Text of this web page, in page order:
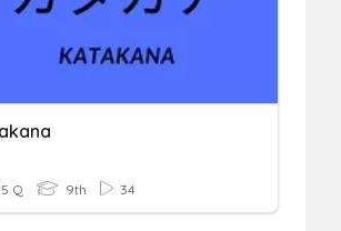
Q 9th 34